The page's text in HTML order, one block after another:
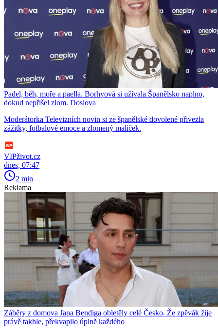
Padel, běh, moře a paella. Borhyová si užívala Španělsko naplno,
dokud nepřišel zlom. Doslova
Moderátorka Televizních novin si ze španělské dovolené přivezla
zážitky, fotbalové emoce a zlomený malíček.
VIPživot.cz
dnes, 07:47
2 min
Reklama
Záběry z domova Jana Bendiga obletěly celé Česko. Že zpěvák žije
právě takhle, překvapilo úplně každého